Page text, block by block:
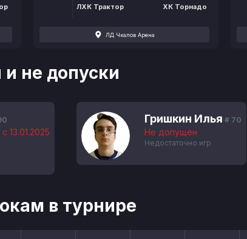
ЛХК Трактор ХК Торнадо
ЛД Чкалов Арена
не допуски
13.01.2025
Гришкин Илья # 70
Не допущен
Недостаточно игр
в турнире